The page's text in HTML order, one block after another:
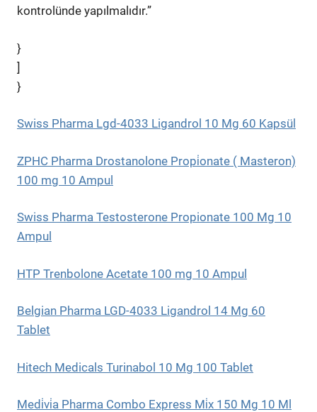
kontrolünde yapılmalıdır.”
}
]
}
Swiss Pharma Lgd-4033 Ligandrol 10 Mg 60 Kapsül
ZPHC Pharma Drostanolone Propi̇onate ( Masteron)
100 mg 10 Ampul
Swiss Pharma Testosterone Propionate 100 Mg 10
Ampul
HTP Trenbolone Acetate 100 mg 10 Ampul
Belgian Pharma LGD-4033 Ligandrol 14 Mg 60
Tablet
Hitech Medicals Turinabol 10 Mg 100 Tablet
Medi̇vi̇a Pharma Combo Express Mi̇x 150 Mg 10 Ml